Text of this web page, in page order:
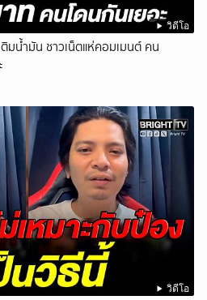
วิดีโอ
มน้ำมัน ชาวเน็ตแห่คอมเมนต์ คน
วิดีโอ